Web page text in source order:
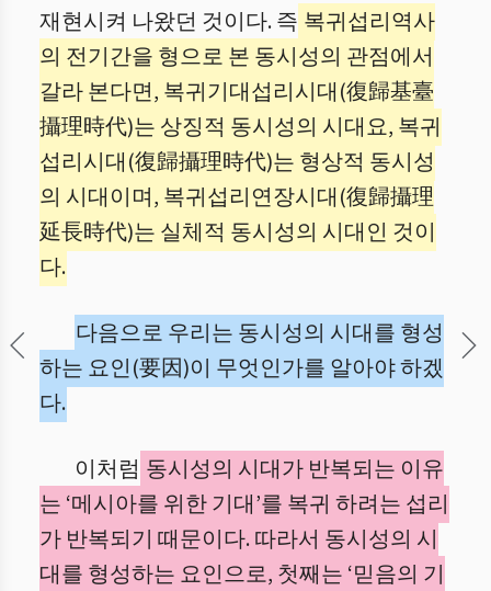
재현시켜 나왔던 것이다. 즉 복귀섭리역사
의 전기간을 형으로 본 동시성의 관점에서
갈라 본다면, 복귀기대섭리시대(復歸基臺
攝理時代)는 상징적 동시성의 시대요, 복귀
섭리시대(復歸攝理時代)는 형상적 동시성
의 시대이며, 복귀섭리연장시대(復歸攝理
延長時代)는 실체적 동시성의 시대인 것이
다.
다음으로 우리는 동시성의 시대를 형성
하는 요인(要因)이 무엇인가를 알아야 하겠
다.
이처럼 동시성의 시대가 반복되는 이유
는 ‘메시아를 위한 기대’를 복귀 하려는 섭리
가 반복되기 때문이다. 따라서 동시성의 시
대를 형성하는 요인으로, 첫째는 ‘믿음의 기